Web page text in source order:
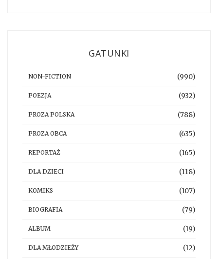
GATUNKI
NON-FICTION (990)
POEZJA (932)
PROZA POLSKA (788)
PROZA OBCA (635)
REPORTAŻ (165)
DLA DZIECI (118)
KOMIKS (107)
BIOGRAFIA (79)
ALBUM (19)
DLA MŁODZIEŻY (12)